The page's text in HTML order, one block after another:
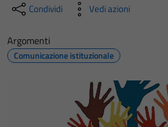
Condividi Vedi azioni
Argomenti
Comunicazione istituzionale